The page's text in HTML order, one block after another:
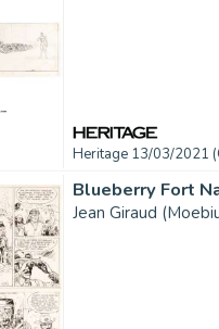
Heritage 13/03/2021
Jean Giraud